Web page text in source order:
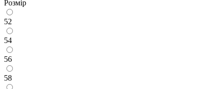
Розмір
52
54
56
58